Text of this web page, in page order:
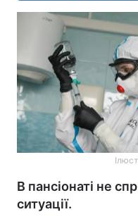
В пансіонаті не
ситуації.